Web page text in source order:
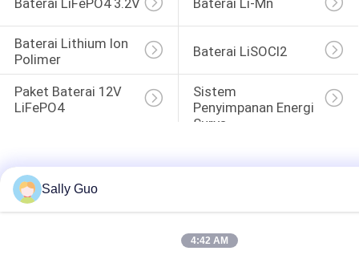
Baterai LiFePO4 3.2V Baterai Li-Mn
Baterai Lithium Ion
Polimer
Baterai LiSOCl2
Paket Baterai 12V
LiFePO4
Sistem
Penyimpanan Energi
Surya
Sally Guo
4:42 AM